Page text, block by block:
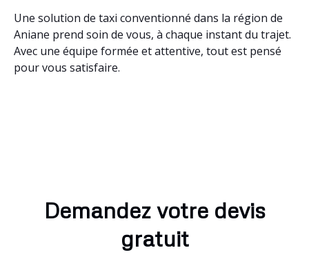
Une solution de taxi conventionné dans la région de
Aniane prend soin de vous, à chaque instant du trajet.
Avec une équipe formée et attentive, tout est pensé
pour vous satisfaire.
Demandez votre devis
gratuit